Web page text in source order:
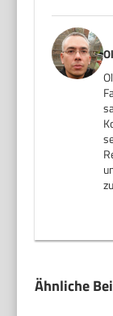
Ähnliche